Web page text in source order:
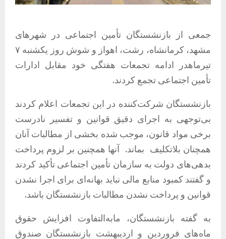
جمعی از بازنشستگان تأمین اجتماعی در شهرهای
مشهد، کرمانشاه، رشت، اهواز و شوش روز یکشنبه ۷
تیرماهدر ادامه تجمعات هفتگی خود مقابل ادارات
تأمین اجتماعی تجمع کردند.
بازنشستگان شرکت‌کننده در این تجمعات اعلام کردند
بی‌توجهی به اجرای دقیق قوانین و تفسیر نادرست
برخی مواد قانون، موجب شده بخشی از مطالبات آنان
همچنان بلاتکلیف بماند. آنها همچنین بر لزوم پرداخت
بدهی‌های دولت به سازمان تأمین اجتماعی تأکید کردند
و گفتند کمبود منابع مالی نباید بهانه‌ای برای اجرا نشدن
قوانین و پرداخت نشدن مطالبات بازنشستگان باشد.
به گفته بازنشستگان، مابه‌التفاوت افزایش حقوق
ماه‌های فروردین و اردیبهشت بازنشستگان صندوق